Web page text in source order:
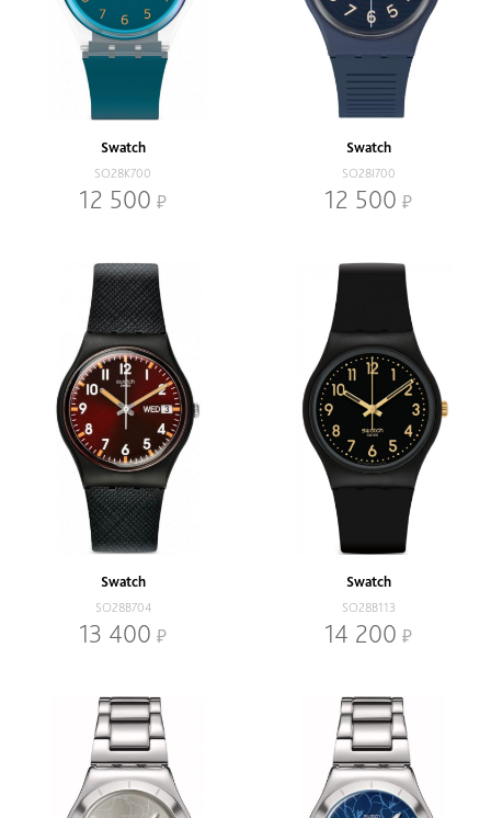
Swatch
SO28K700
12 500
Swatch
SO28I700
12 500
Swatch
SO28B704
13 400
Swatch
SO28B113
14 200